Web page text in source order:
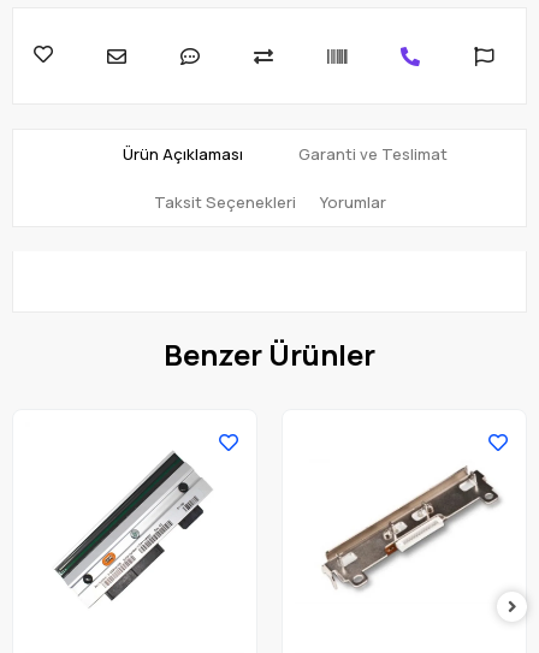
Ürün Açıklaması Garanti ve Teslimat
Taksit Seçenekleri Yorumlar
Benzer Ürünler